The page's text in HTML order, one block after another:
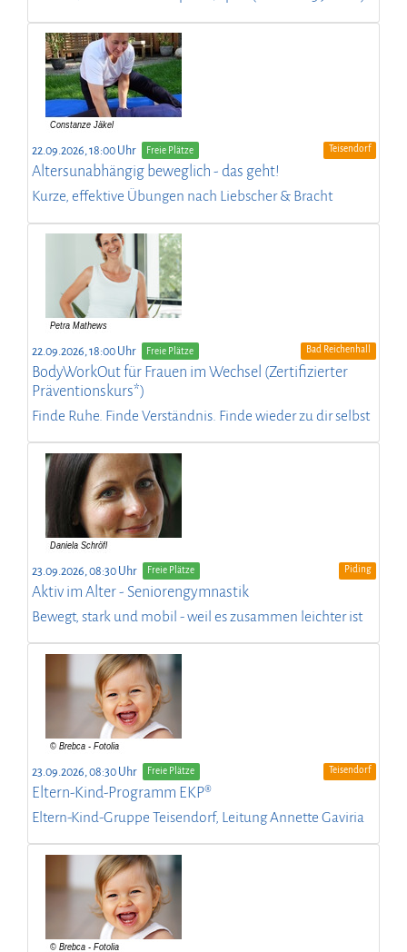
22.09.2026, 18:00 Uhr Freie Plätze Teisendorf
Altersunabhängig beweglich - das geht!
Kurze, effektive Übungen nach Liebscher & Bracht
22.09.2026, 18:00 Uhr Freie Plätze Bad Reichenhall
BodyWorkOut für Frauen im Wechsel (Zertifizierter
Präventionskurs*)
Finde Ruhe. Finde Verständnis. Finde wieder zu dir selbst
23.09.2026, 08:30 Uhr Freie Plätze Piding
Aktiv im Alter - Seniorengymnastik
Bewegt, stark und mobil - weil es zusammen leichter ist
23.09.2026, 08:30 Uhr Freie Plätze Teisendorf
Eltern-Kind-Programm EKP®
Eltern-Kind-Gruppe Teisendorf, Leitung Annette Gaviria